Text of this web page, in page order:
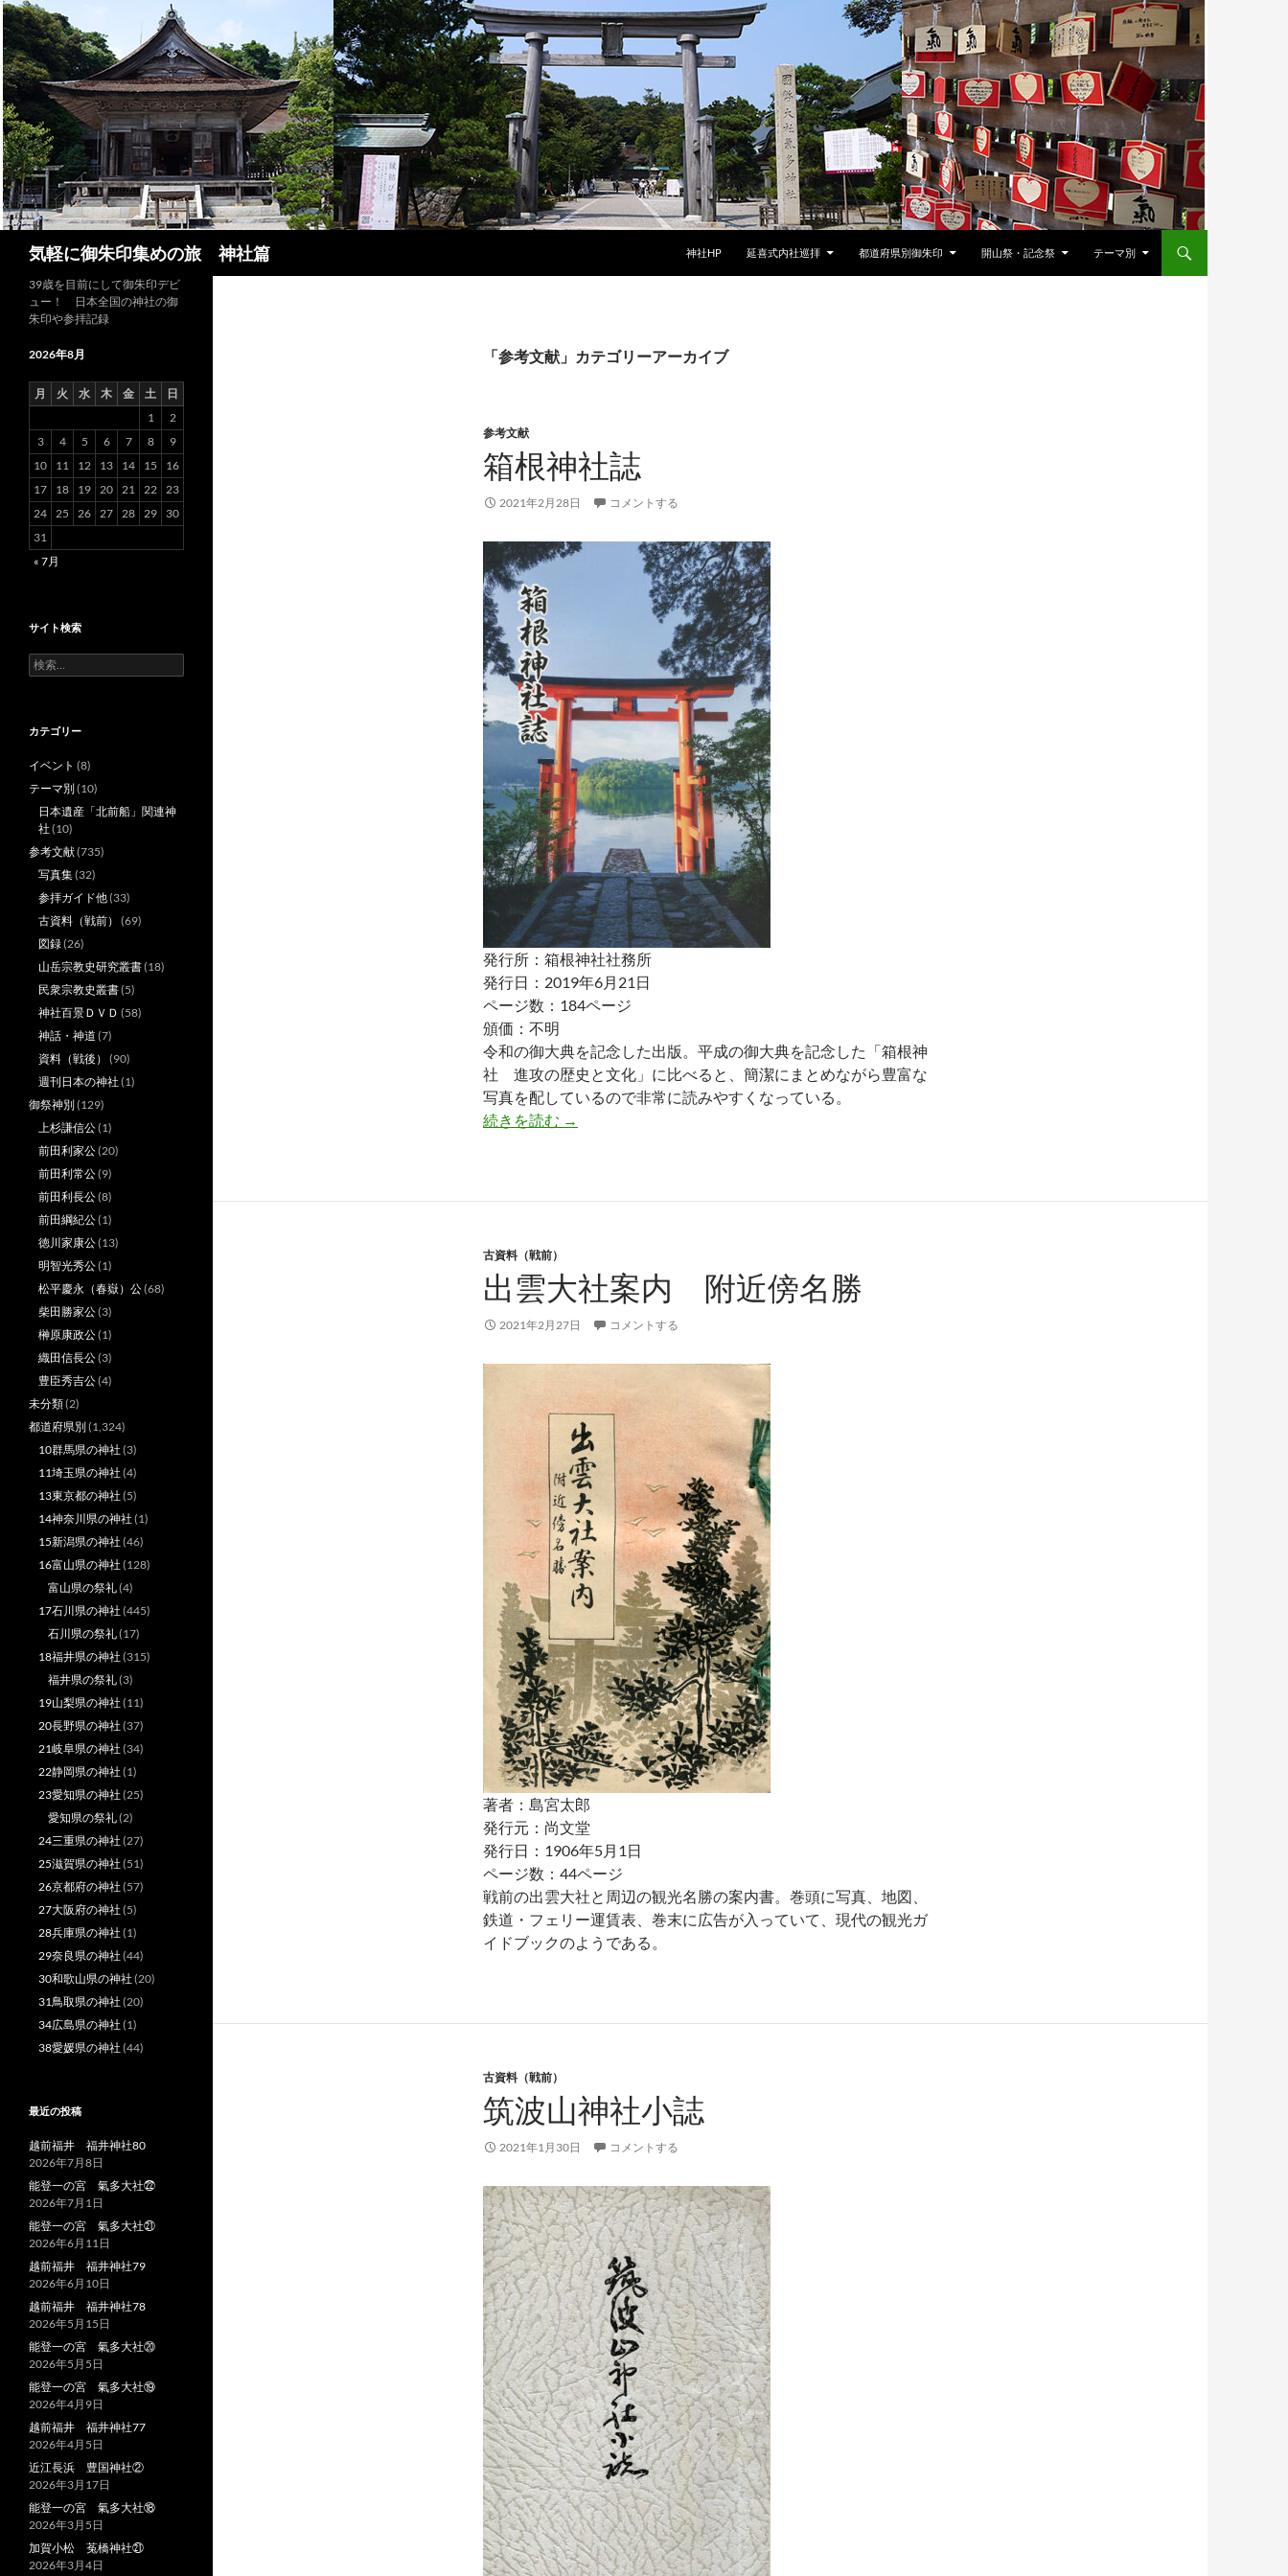
コ
ン
テ
ン
ツ
へ
ス
キ
ッ
プ
気軽に御朱印集めの旅 神社篇 神社HP 延喜式内社巡拝 都道府県別御朱印 開山祭・記念祭 テーマ別
「参考文献」カテゴリーアーカイブ
参考文献
箱根神社誌
2021年2月28日 コメントする
発行所：箱根神社社務所
発行日：2019年6月21日
ページ数：184ページ
頒価：不明
令和の御大典を記念した出版。平成の御大典を記念した「箱根神
社 進攻の歴史と文化」に比べると、簡潔にまとめながら豊富な
写真を配しているので非常に読みやすくなっている。
続きを読む 箱根神社誌
→
古資料（戦前）
出雲大社案内 附近傍名勝
2021年2月27日 コメントする
著者：島宮太郎
発行元：尚文堂
発行日：1906年5月1日
ページ数：44ページ
戦前の出雲大社と周辺の観光名勝の案内書。巻頭に写真、地図、
鉄道・フェリー運賃表、巻末に広告が入っていて、現代の観光ガ
イドブックのようである。
古資料（戦前）
筑波山神社小誌
2021年1月30日 コメントする
39歳を目前にして御朱印デビ
ュー！ 日本全国の神社の御
朱印や参拝記録
2026年8月
月 火 水 木 金 土
日
1
2
3
4 5 6 7 8
9
10
11 12 13 14 15
16
17
18 19 20 21 22 23
24 25 26 27 28 29
30
31
« 7月
サイト検索
検
索:
カテゴリー
イベント (8)
テーマ別 (10)
日本遺産「北前船」関連神
社 (10)
参考文献(735)
写真集(32)
参拝ガイド他(33)
古資料（戦前） (69)
図録(26)
山岳宗教史研究叢書(18)
民衆宗教史叢書(5)
神社百景ＤＶＤ (58)
神話・神道 (7)
資料（戦後） (90)
週刊日本の神社 (1)
御祭神別 (129)
上杉謙信公(1)
前田利家公(20)
前田利常公(9)
前田利長公(8)
前田綱紀公(1)
徳川家康公(13)
明智光秀公(1)
松平慶永（春嶽）公(68)
柴田勝家公(3)
榊原康政公(1)
織田信長公(3)
豊臣秀吉公(4)
未分類(2)
都道府県別 (1,324)
10群馬県の神社 (3)
11埼玉県の神社 (4)
13東京都の神社 (5)
14神奈川県の神社 (1)
15新潟県の神社 (46)
16富山県の神社 (128)
富山県の祭礼(4)
17石川県の神社 (445)
石川県の祭礼(17)
18福井県の神社 (315)
福井県の祭礼(3)
19山梨県の神社 (11)
20長野県の神社 (37)
21岐阜県の神社 (34)
22静岡県の神社 (1)
23愛知県の神社 (25)
愛知県の祭礼(2)
24三重県の神社 (27)
25滋賀県の神社 (51)
26京都府の神社 (57)
27大阪府の神社 (5)
28兵庫県の神社 (1)
29奈良県の神社 (44)
30和歌山県の神社 (20)
31鳥取県の神社 (20)
34広島県の神社 (1)
38愛媛県の神社 (44)
最近の投稿
越前福井 福井神社80
2026年7月8日
能登一の宮 氣多大社㉒
2026年7月1日
能登一の宮 氣多大社㉑
2026年6月11日
越前福井 福井神社79
2026年6月10日
越前福井 福井神社78
2026年5月15日
能登一の宮 氣多大社⑳
2026年5月5日
能登一の宮 氣多大社⑲
2026年4月9日
越前福井 福井神社77
2026年4月5日
近江長浜 豊国神社②
2026年3月17日
能登一の宮 氣多大社⑱
2026年3月5日
加賀小松 菟橋神社㉑
2026年3月4日